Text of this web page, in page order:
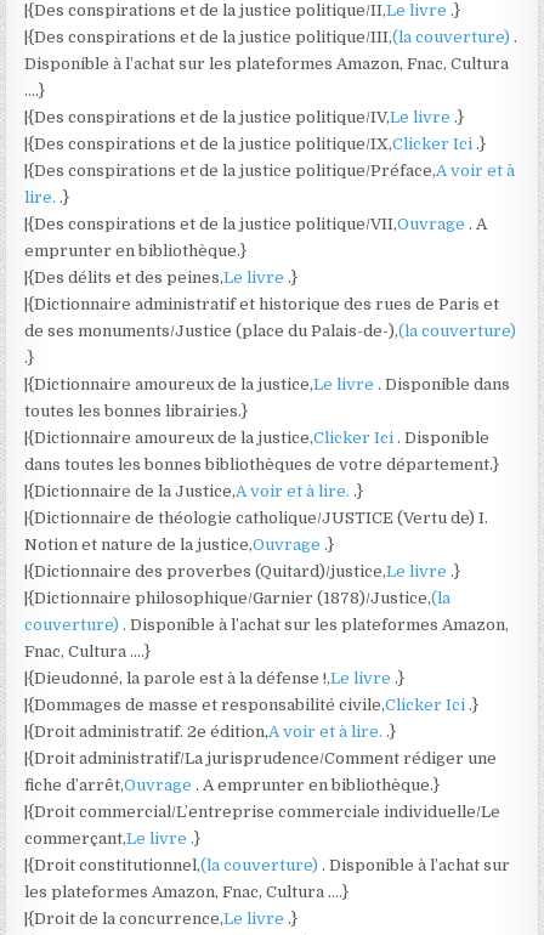
|{Des conspirations et de la justice politique/II,Le livre.}
|{Des conspirations et de la justice politique/III,(la couverture).
Disponible à l’achat sur les plateformes Amazon, Fnac, Cultura
….}
|{Des conspirations et de la justice politique/IV,Le livre.}
|{Des conspirations et de la justice politique/IX,Clicker Ici.}
|{Des conspirations et de la justice politique/Préface,A voir et à
lire..}
|{Des conspirations et de la justice politique/VII,Ouvrage. A
emprunter en bibliothèque.}
|{Des délits et des peines,Le livre.}
|{Dictionnaire administratif et historique des rues de Paris et
de ses monuments/Justice (place du Palais-de-),(la couverture)
.}
|{Dictionnaire amoureux de la justice,Le livre. Disponible dans
toutes les bonnes librairies.}
|{Dictionnaire amoureux de la justice,Clicker Ici. Disponible
dans toutes les bonnes bibliothèques de votre département.}
|{Dictionnaire de la Justice,A voir et à lire..}
|{Dictionnaire de théologie catholique/JUSTICE (Vertu de) I.
Notion et nature de la justice,Ouvrage.}
|{Dictionnaire des proverbes (Quitard)/justice,Le livre.}
|{Dictionnaire philosophique/Garnier (1878)/Justice,(la
couverture). Disponible à l’achat sur les plateformes Amazon,
Fnac, Cultura ….}
|{Dieudonné, la parole est à la défense !,Le livre.}
|{Dommages de masse et responsabilité civile,Clicker Ici.}
|{Droit administratif. 2e édition,A voir et à lire..}
|{Droit administratif/La jurisprudence/Comment rédiger une
fiche d’arrêt,Ouvrage. A emprunter en bibliothèque.}
|{Droit commercial/L’entreprise commerciale individuelle/Le
commerçant,Le livre.}
|{Droit constitutionnel,(la couverture). Disponible à l’achat sur
les plateformes Amazon, Fnac, Cultura ….}
|{Droit de la concurrence,Le livre.}